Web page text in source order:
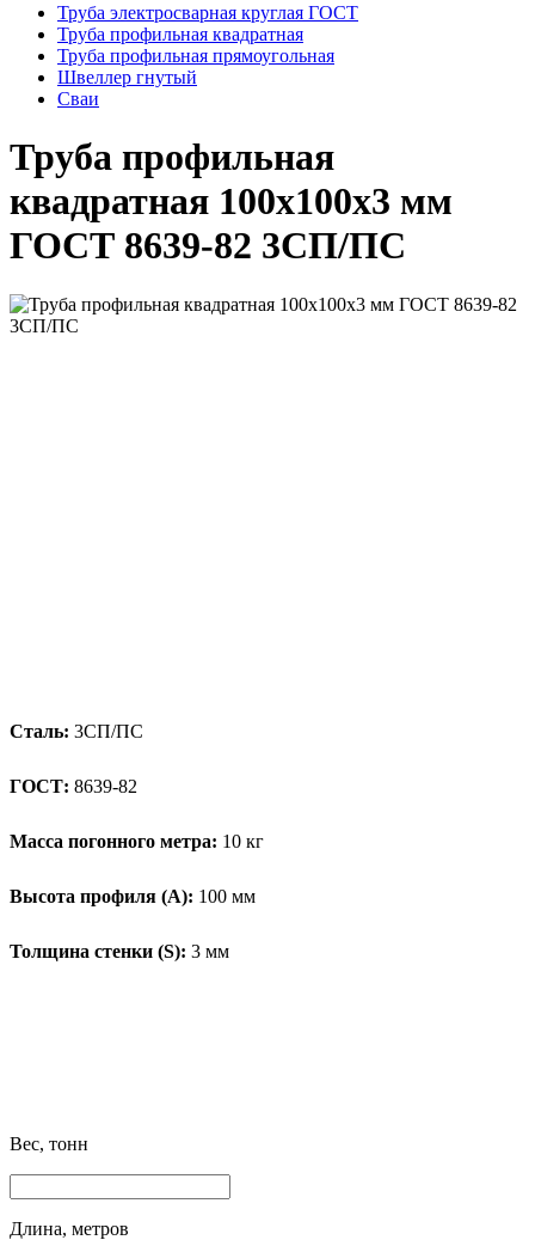
Труба электросварная круглая ГОСТ
Труба профильная квадратная
Труба профильная прямоугольная
Швеллер гнутый
Сваи
Труба профильная
квадратная 100x100x3 мм
ГОСТ 8639-82 3СП/ПС
Сталь: 3СП/ПС
ГОСТ: 8639-82
Масса погонного метра: 10 кг
Высота профиля (А): 100 мм
Толщина стенки (S): 3 мм
Вес, тонн
Длина, метров